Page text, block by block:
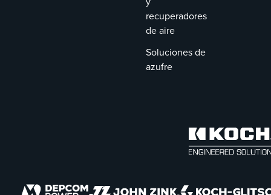
recuperadores
de aire
Soluciones de
azufre